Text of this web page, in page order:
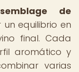
de
equilibrio en
final. Cada
aromático y
varias